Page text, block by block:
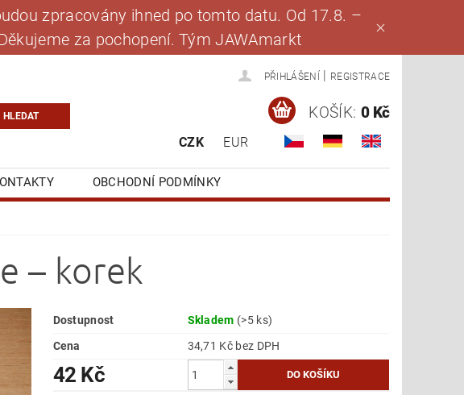
zpracovány ihned po tomto datu. Od 17.8. –
za pochopení. Tým JAWAmarkt
PŘIHLÁŠENÍ REGISTRACE
CZK EUR
KOŠÍK: 0 Kč
OBCHODNÍ PODMÍNKY
– korek
Dostupnost Skladem (>5 ks)
Cena
34,71 Kč bez DPH
42 Kč